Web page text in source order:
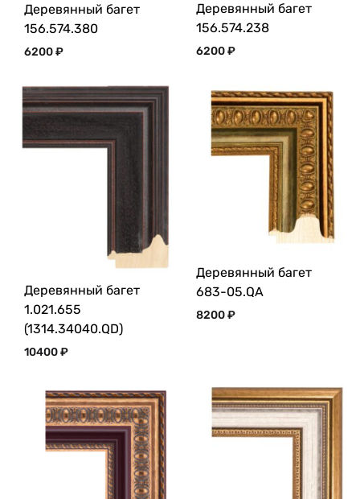
Деревянный багет
156.574.380
6200₽
Деревянный багет
156.574.238
6200₽
Деревянный багет
1.021.655
(1314.34040.QD)
10400₽
Деревянный багет
683-05.QA
8200₽